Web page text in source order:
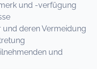
und -verfügung
und deren Vermeidung
und